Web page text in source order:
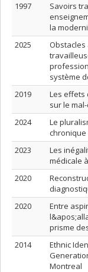
1997
Savoirs
la
2025
Obstacles
système
2019
Les effets
sur le
2024
Le
chronique
2023
Les
médicale
2020
2020
Entre
prisme
2014
Ethnic
Montreal